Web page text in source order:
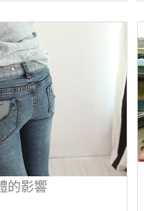
的影響